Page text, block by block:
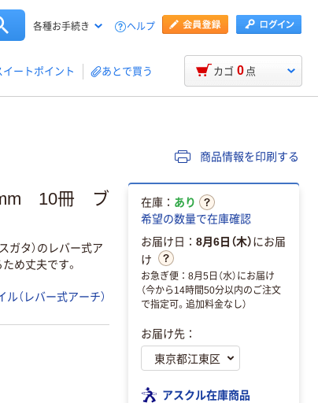
各種お手続き ヘルプ
イートポイント あとで買う カゴ 0 点
商品情報を印刷する
10冊 ブ
ガタ）のレバー式ア
め丈夫です。
ル（レバー式アーチ）
在庫： あり
希望の数量で在庫確認
お届け日： 8月6日（木）にお届
け
お急ぎ便：8月5日（水）にお届け
（今から14時間50分以内のご注文
で指定可。追加料金なし）
お届け先：
アスクル在庫商品